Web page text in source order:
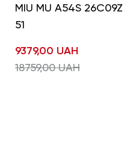
MIU MU A54S 26C09Z
51
9379,00 UAH
18759,00UAH